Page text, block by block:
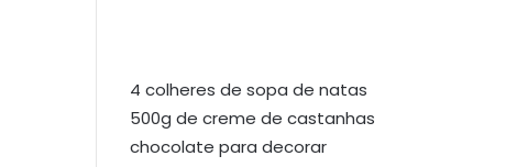
4 colheres de sopa de natas
500g de creme de castanhas
chocolate para decorar